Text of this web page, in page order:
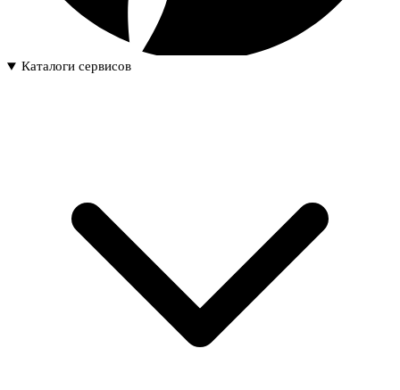
Каталоги сервисов